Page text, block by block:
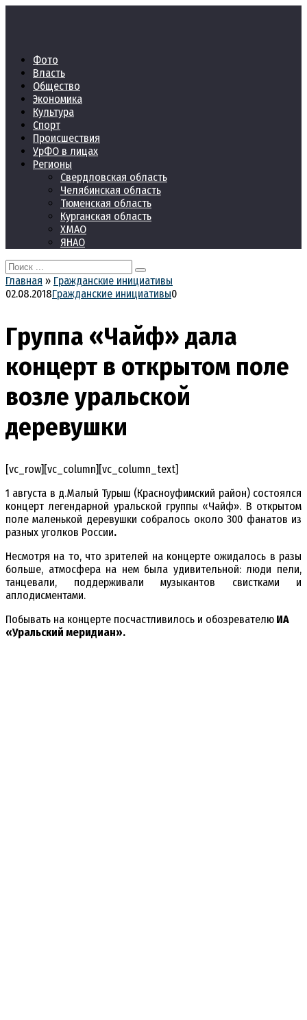
Фото
Власть
Общество
Экономика
Культура
Спорт
Происшествия
УрФО в лицах
Регионы
Свердловская область
Челябинская область
Тюменская область
Курганская область
ХМАО
ЯНАО
Search
for:
Главная » Гражданские инициативы
02.08.2018Гражданские инициативы0
Группа «Чайф» дала
концерт в открытом поле
возле уральской
деревушки
[vc_row][vc_column][vc_column_text]
1 августа в д.Малый Турыш (Красноуфимский район) состоялся
концерт легендарной уральской группы «Чайф». В открытом
поле маленькой деревушки собралось около 300 фанатов из
разных уголков России.
Несмотря на то, что зрителей на концерте ожидалось в разы
больше, атмосфера на нем была удивительной: люди пели,
танцевали, поддерживали музыкантов свистками и
аплодисментами.
Побывать на концерте посчастливилось и обозревателю ИА
«Уральский меридиан».